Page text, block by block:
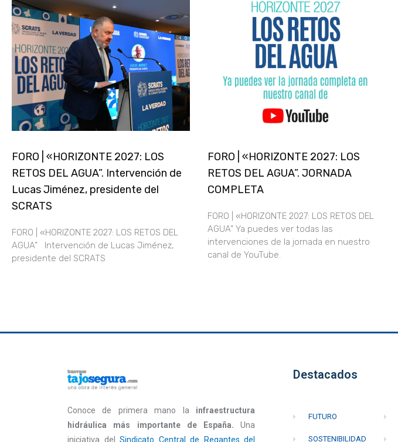
FORO | «HORIZONTE 2027: LOS
RETOS DEL AGUA”. Intervención de
Lucas Jiménez, presidente del
SCRATS
FORO | «HORIZONTE 2027: LOS RETOS DEL
AGUA” Intervención de Lucas Jiménez,
presidente del SCRATS
FORO | «HORIZONTE 2027: LOS
RETOS DEL AGUA”. JORNADA
COMPLETA
FORO | «HORIZONTE 2027: LOS RETOS DEL
AGUA” Ya puedes ver todas las
intervenciones de la jornada en nuestro
canal de YouTube.
Conoce de primera mano la infraestructura
hidráulica más importante de España.Una
iniciativa delSindicato Central de Regantes del
Destacados
FUTURO
SOSTENIBILIDAD